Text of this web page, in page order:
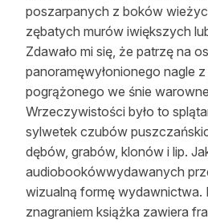
poszarpanych z boków
zębatych murów iwiększych
Zdawało mi się, że patrzę na
panoramęwyłonionego nagle
pogrążonego we śnie
Wrzeczywistości było to
sylwetek czubów
dębów, grabów, klonów i lip.
audiobookówwydawanych
wizualną formę wydawnictwa.
znagraniem książka zawiera